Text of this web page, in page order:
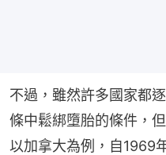
不過，雖然許多國家都
條中鬆綁墮胎的條件，
以加拿大為例，自1969